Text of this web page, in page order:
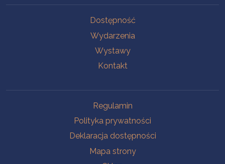
Dostępność
Wydarzenia
Wystawy
Kontakt
Regulamin
Polityka prywatności
Deklaracja dostępności
Mapa strony